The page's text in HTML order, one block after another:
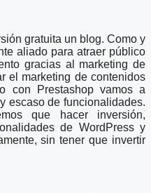
gratuita un blog. Como y
aliado para atraer público
gracias al marketing de
el marketing de contenidos
con Prestashop vamos a
escaso de funcionalidades.
que hacer inversión,
de WordPress y
sin tener que invertir